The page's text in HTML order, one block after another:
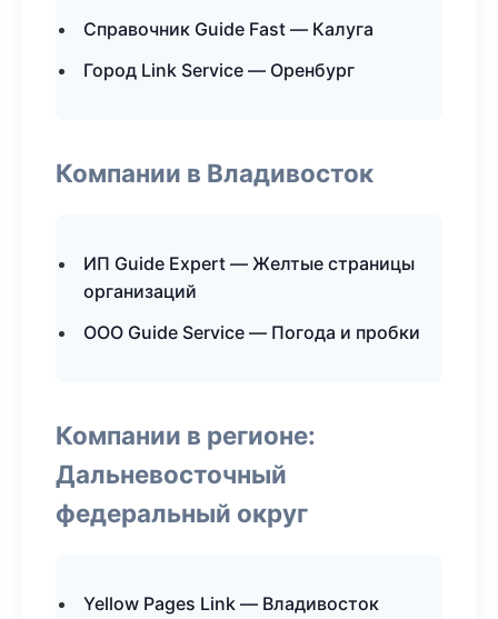
Справочник Guide Fast — Калуга
Город Link Service — Оренбург
Компании в Владивосток
ИП Guide Expert — Желтые страницы
организаций
ООО Guide Service — Погода и пробки
Компании в регионе:
Дальневосточный
федеральный округ
Yellow Pages Link — Владивосток